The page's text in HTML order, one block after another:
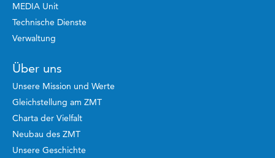
MEDIA Unit
Technische Dienste
Verwaltung
Über uns
Unsere Mission und Werte
Gleichstellung am ZMT
Charta der Vielfalt
Neubau des ZMT
Unsere Geschichte